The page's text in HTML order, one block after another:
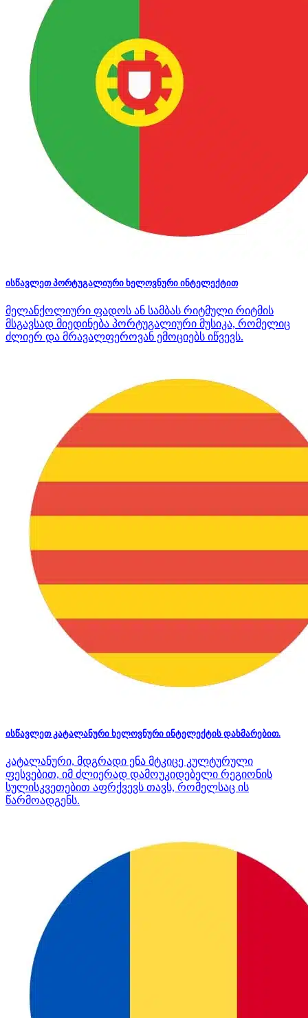
ისწავლეთ პორტუგალიური ხელოვნური ინტელექტით
მელანქოლიური ფადოს ან სამბას რიტმული რიტმის
მსგავსად მიედინება პორტუგალიური მუსიკა, რომელიც
ძლიერ და მრავალფეროვან ემოციებს იწვევს.
ისწავლეთ კატალანური ხელოვნური ინტელექტის დახმარებით.
კატალანური, მდგრადი ენა მტკიცე კულტურული
ფესვებით, იმ ძლიერად დამოუკიდებელი რეგიონის
სულისკვეთებით აფრქვევს თავს, რომელსაც ის
წარმოადგენს.